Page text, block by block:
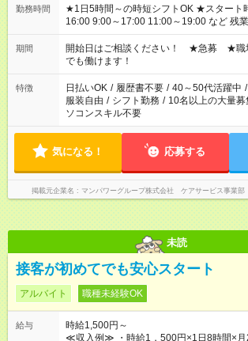
勤務時間
★1日5時間～の時短シフトOK ★スタート時間選べます！ 7:00～
16:00 9:00～17:00 11:00～19:00 など 残業なし！ ※W
場合、他のお仕事と合わせ週40時間超の
ん ※法令に基づき、週20時間以上勤務は
となります ※労働者派遣法（日雇い派遣の
短時間・短期間の就業はご案内が難しい
期間
開始日はご相談ください！ ★急募 ★職
でも働けます！
特徴 日払いOK / 履歴書不要 / 40～50代活躍中 /
服装自由 / シフト勤務 / 10名以上の大量募
ソコンスキル不要
気になる！ 応募する
掲載元企業名 マンパワーグループ株式会社 ケアサービス事業部
未読
接客が初めてでも安心スタート
アルバイト 職種未経験OK
給与
時給1,500円～
≪収入例≫ ・時給1，500円×1日8時間×月